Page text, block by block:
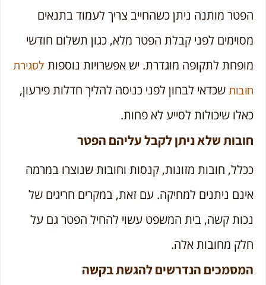
הפטר מותנה ניתן כשהחייב צריך לעמוד בתנאים
מסוימים לפני קבלת הפטר מלא, כגון תשלום חודשי
מופחת לתקופה מוגדרת. יש אפשרויות נוספות לסגירת
חובותשכדאי לבחון לפני כניסה להליך חדלות פירעון,
כאלו שיכולות לסייע לא פחות.
חובות שלא ניתן לקבל עליהם הפטר
ככלל, חובות מזונות, קנסות וחובות שנוצרו במרמה
אינם ניתנים למחיקה. עם זאת, במקרים חריגים של
נכות קשה, בית המשפט עשוי להחיל הפטר גם על
חלק מחובות אלה.
המסמכים הנדרשים להגשת בקשה